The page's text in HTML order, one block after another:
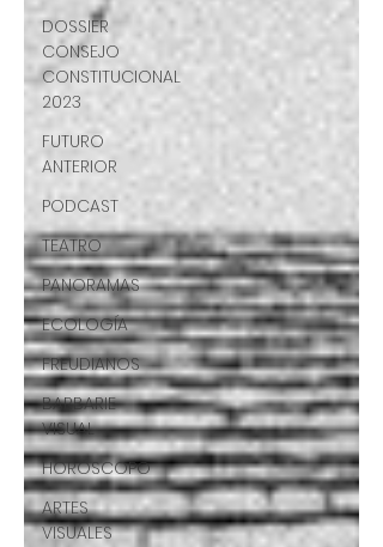
DOSSIER
CONSEJO
CONSTITUCIONAL
2023
FUTURO
ANTERIOR
PODCAST
TEATRO
PANORAMAS
ECOLOGÍA
FREUDIANOS
BARBARIE
VISUAL
HORÓSCOPO
ARTES
VISUALES